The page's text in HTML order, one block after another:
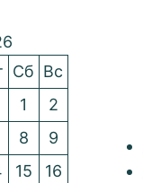
Сб Вс
1
2
8
9
15
16